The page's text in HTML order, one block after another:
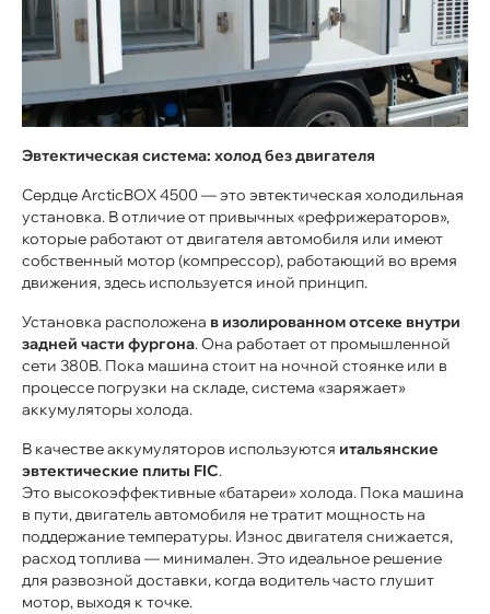
Эвтектическая система: холод без двигателя
Сердце ArcticBOX 4500 — это эвтектическая холодильная
установка. В отличие от привычных «рефрижераторов»,
которые работают от двигателя автомобиля или имеют
собственный мотор (компрессор), работающий во время
движения, здесь используется иной принцип.
Установка расположена в изолированном отсеке внутри
задней части фургона. Она работает от промышленной
сети 380В. Пока машина стоит на ночной стоянке или в
процессе погрузки на складе, система «заряжает»
аккумуляторы холода.
В качестве аккумуляторов используются итальянские
эвтектические плиты FIC.
Это высокоэффективные «батареи» холода. Пока машина
в пути, двигатель автомобиля не тратит мощность на
поддержание температуры. Износ двигателя снижается,
расход топлива — минимален. Это идеальное решение
для развозной доставки, когда водитель часто глушит
мотор, выходя к точке.